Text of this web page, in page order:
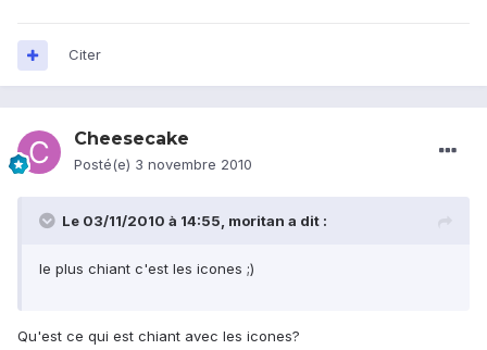
Citer
Cheesecake
Posté(e) 3 novembre 2010
Le 03/11/2010 à 14:55, moritan a dit :
le plus chiant c'est les icones ;)
Qu'est ce qui est chiant avec les icones?